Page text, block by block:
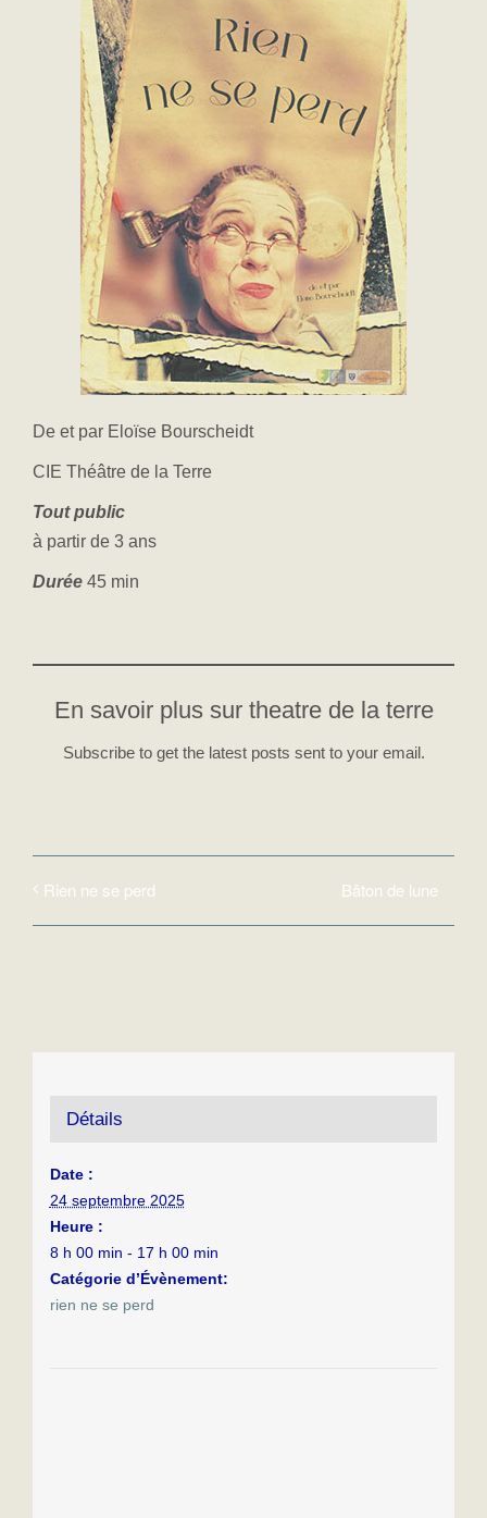
De et par Eloïse Bourscheidt
CIE Théâtre de la Terre
Tout public
à partir de 3 ans
Durée 45 min
En savoir plus sur theatre de la terre
Subscribe to get the latest posts sent to your email.
Rien ne se perd Bâton de lune
Détails
Date :
24 septembre 2025
Heure :
8 h 00 min - 17 h 00 min
Catégorie d’Évènement:
rien ne se perd